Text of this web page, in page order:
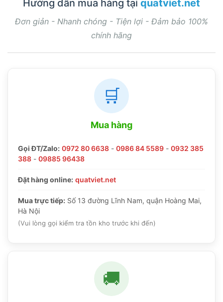
Hướng dẫn mua hàng tại quatviet.net
Đơn giản - Nhanh chóng - Tiện lợi - Đảm bảo 100%
chính hãng
🛒
Mua hàng
Gọi ĐT/Zalo: 0972 80 6638 - 0986 84 5589 - 0932 385
388 - 09885 96438
Đặt hàng online: quatviet.net
Mua trực tiếp: Số 13 đường Lĩnh Nam, quận Hoàng Mai,
Hà Nội
(Vui lòng gọi kiểm tra tồn kho trước khi đến)
🚚